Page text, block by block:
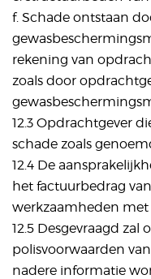
f. Schade ontstaan
rekening van
zoals door
12.3 Opdrachtgever
schade zoals
12.4 De
het factuurbedrag
werkzaamheden
12.5 Desgevraagd zal
polisvoorwaarden
nadere informatie